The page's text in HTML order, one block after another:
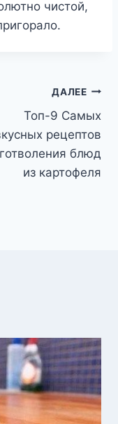
чистой,
ДАЛЕЕ
Топ-9 Самых
рецептов
блюд
из картофеля